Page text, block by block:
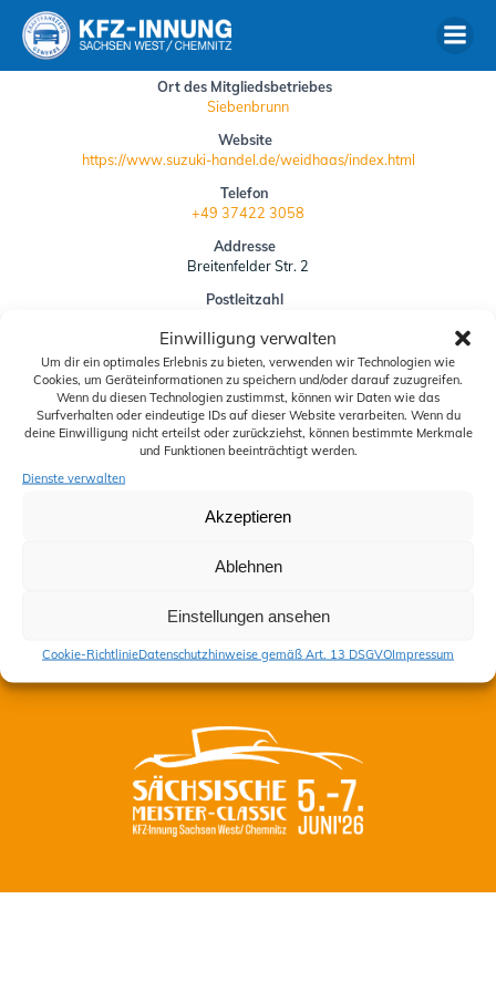
Einwilligung verwalten
Um dir ein optimales Erlebnis zu bieten, verwenden wir Technologien wie
Cookies, um Geräteinformationen zu speichern und/oder darauf zuzugreifen.
Wenn du diesen Technologien zustimmst, können wir Daten wie das
Surfverhalten oder eindeutige IDs auf dieser Website verarbeiten. Wenn du
deine Einwilligung nicht erteilst oder zurückziehst, können bestimmte Merkmale
und Funktionen beeinträchtigt werden.
Dienste verwalten
Akzeptieren
Ablehnen
Einstellungen ansehen
Cookie-RichtlinieDatenschutzhinweise gemäß Art. 13 DSGVOImpressum
Ort des Mitgliedsbetriebes
Siebenbrunn
Website
https://www.suzuki-handel.de/weidhaas/index.html
Telefon
+49 37422 3058
Addresse
Breitenfelder Str. 2
Postleitzahl
Siegelbestellung
Downloads
Schiedskommission
Aktuelles
Datenschutzhinweise gemäß Art. 13 DSGVO
Cookie-Richtlinie (EU)